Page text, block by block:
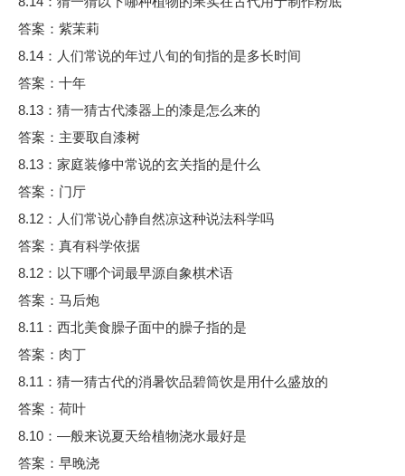
答案：紫茉莉
8.14：人们常说的年过八旬的旬指的是多长时间
答案：十年
8.13：猜一猜古代漆器上的漆是怎么来的
答案：主要取自漆树
8.13：家庭装修中常说的玄关指的是什么
答案：门厅
8.12：人们常说心静自然凉这种说法科学吗
答案：真有科学依据
8.12：以下哪个词最早源自象棋术语
答案：马后炮
8.11：西北美食臊子面中的臊子指的是
答案：肉丁
8.11：猜一猜古代的消暑饮品碧筒饮是用什么盛放的
答案：荷叶
8.10：—般来说夏天给植物浇水最好是
答案：早晚浇